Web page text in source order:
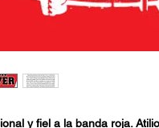
y fiel a la banda roja.